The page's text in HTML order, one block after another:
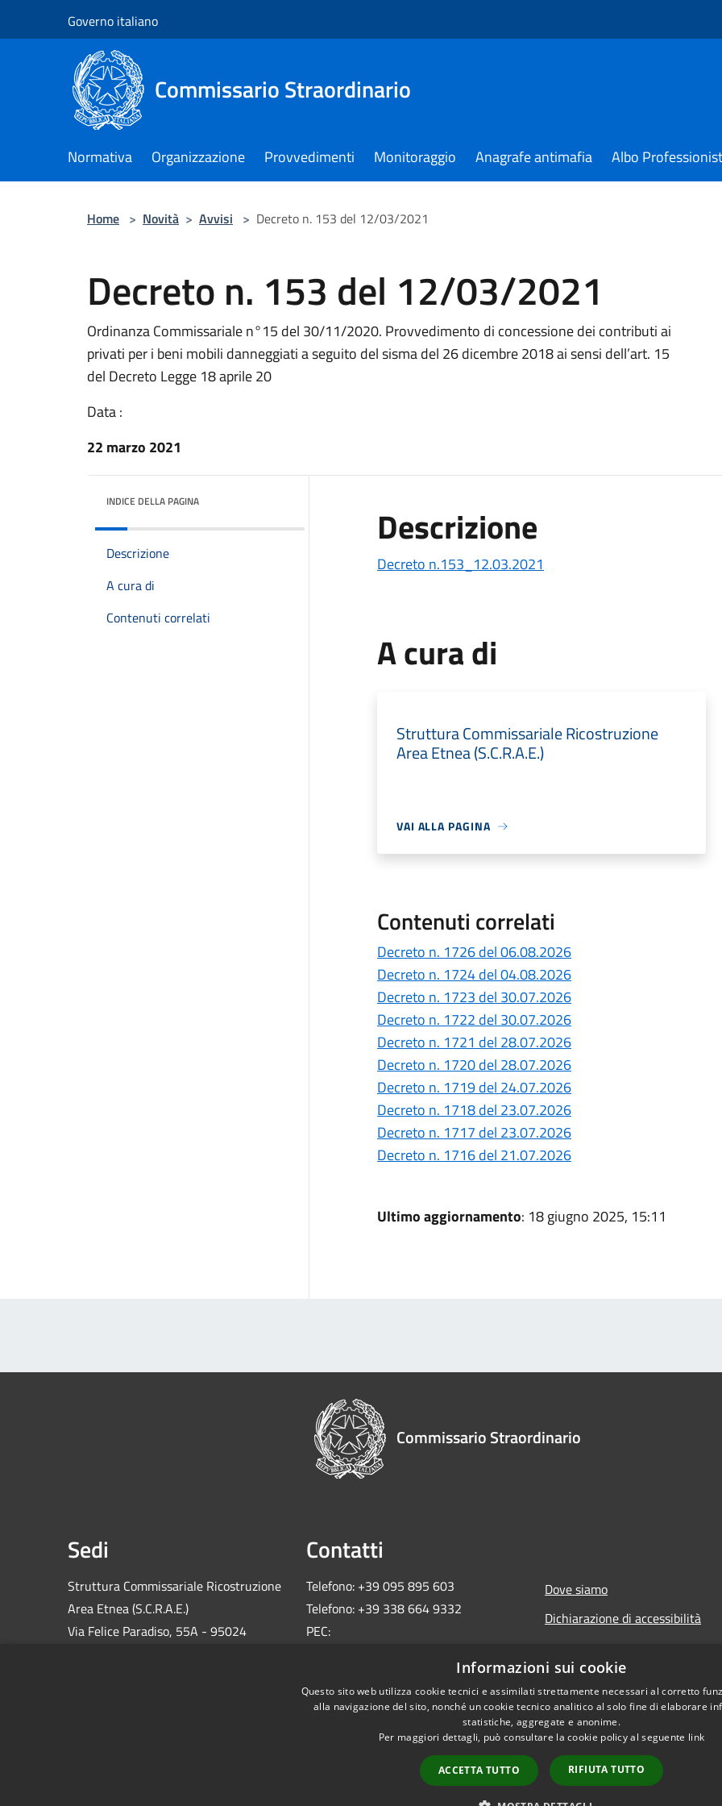
Governo italiano
Commissario Straordinario
Normativa Organizzazione Provvedimenti Monitoraggio Anagrafe antimafia Albo
Home > Novità > Avvisi > Decreto n. 153 del 12/03/2021
Decreto n. 153 del 12/03/2021
Ordinanza Commissariale n°15 del 30/11/2020. Provvedimento di concessione dei contributi ai
privati per i beni mobili danneggiati a seguito del sisma del 26 dicembre 2018 ai sensi dell’art. 15
del Decreto Legge 18 aprile 20
Data :
22 marzo 2021
INDICE DELLA PAGINA
Descrizione
A cura di
Contenuti correlati
Descrizione
Decreto n.153_12.03.2021
A cura di
Struttura Commissariale Ricostruzione
Area Etnea (S.C.R.A.E.)
VAI ALLA PAGINA
Contenuti correlati
Decreto n. 1726 del 06.08.2026
Decreto n. 1724 del 04.08.2026
Decreto n. 1723 del 30.07.2026
Decreto n. 1722 del 30.07.2026
Decreto n. 1721 del 28.07.2026
Decreto n. 1720 del 28.07.2026
Decreto n. 1719 del 24.07.2026
Decreto n. 1718 del 23.07.2026
Decreto n. 1717 del 23.07.2026
Decreto n. 1716 del 21.07.2026
Ultimo aggiornamento: 18 giugno 2025, 15:11
Commissario Straordinario
Sedi
Struttura Commissariale Ricostruzione
Area Etnea (S.C.R.A.E.)
Via Felice Paradiso, 55A - 95024
Contatti
Telefono: +39 095 895 603
Telefono: +39 338 664 9332
PEC:
Dove siamo
Dichiarazione di accessibilità
Copyright © 2026 •
Informazioni sui cookie
Questo sito web utilizza cookie tecnici e assimilati strettamente necessari al corretto
alla navigazione del sito, nonché un cookie tecnico analitico al solo fine di elaborare
statistiche, aggregate e anonime.
Per maggiori dettagli, può consultare la cookie policy al seguente link
ACCETTA TUTTO RIFIUTA TUTTO